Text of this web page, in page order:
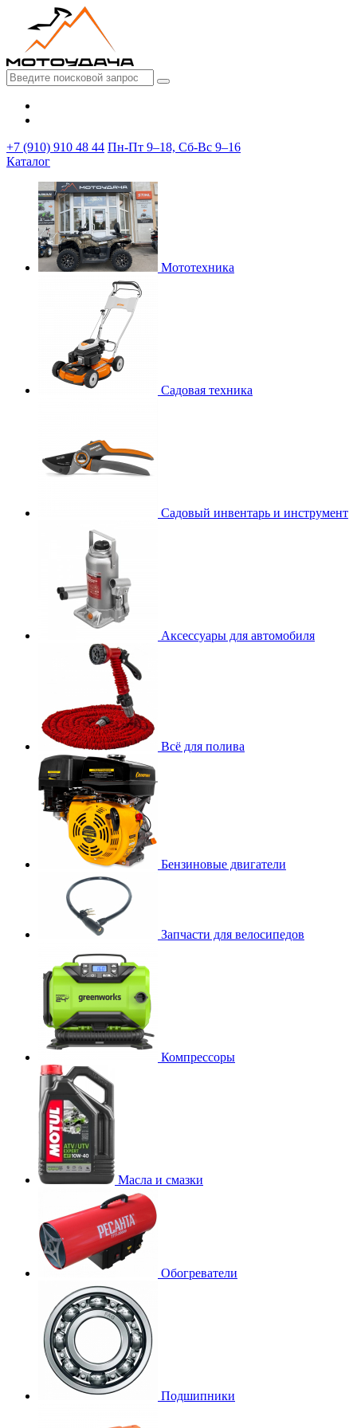
+7 (910) 910 48 44 Пн-Пт 9–18, Сб-Вс 9–16
Каталог
Мототехника
Садовая техника
Садовый инвентарь и инструмент
Аксессуары для автомобиля
Всё для полива
Бензиновые двигатели
Запчасти для велосипедов
Компрессоры
Масла и смазки
Обогреватели
Подшипники